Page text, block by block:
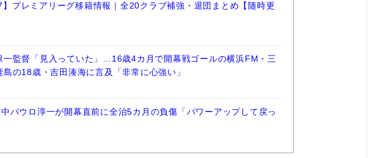
】プレミアリーグ移籍情報｜全20クラブ補強・退団まとめ【随時更
一監督「見入っていた」…16歳4カ月で開幕戦ゴールの横浜FM・三
島の18歳・吉田湊海に言及「非常に心強い」
パウロ淳一が開幕直前に全治5カ月の負傷「パワーアップして戻っ